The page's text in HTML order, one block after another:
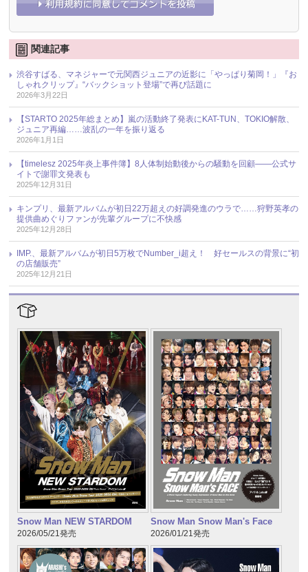
関連記事
渋谷すばる、マネジャーで元関西ジュニアの近影に「やっぱり菊岡！」『お
しゃれクリップ』“バックショット登場”で再び話題に
2026年3月22日
【STARTO 2025年総まとめ】嵐の活動終了発表にKAT-TUN、TOKIO解散、
ジュニア再編……波乱の一年を振り返る
2026年1月1日
【timelesz 2025年炎上事件簿】8人体制始動後からの騒動を回顧――公式サ
イトで謝罪文発表も
2025年12月31日
キンプリ、最新アルバムが初日22万超えの好調発進のウラで……狩野英孝の
提供曲めぐりファンが先輩グループに不快感
2025年12月28日
IMP.、最新アルバムが初日5万枚でNumber_i超え！ 好セールスの背景に“初
の店舗販売”
2025年12月21日
Snow Man NEW STARDOM
2026/05/21発売
Snow Man Snow Man's Face
2026/01/21発売